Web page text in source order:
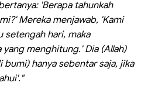
'Berapa tahunkah
Mereka menjawab, 'Kami
setengah hari, maka
yang menghitung.' Dia (Allah)
hanya sebentar saja, jika